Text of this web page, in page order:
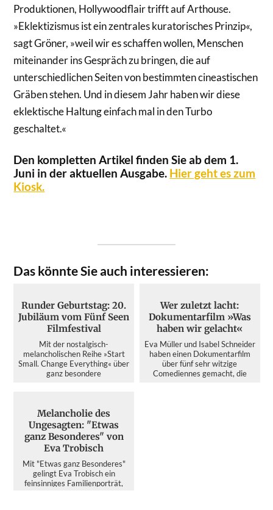
Produktionen, Hollywoodflair trifft auf Arthouse.
»Eklektizismus ist ein zentrales kuratorisches Prinzip«,
sagt Gröner, »weil wir es schaffen wollen, Menschen
miteinander ins Gespräch zu bringen, die auf
unterschiedlichen Seiten von bestimmten cineastischen
Gräben stehen. Und in diesem Jahr haben wir diese
eklektische Haltung einfach mal in den Turbo
geschaltet.«
Den kompletten Artikel finden Sie ab dem 1.
Juni in der aktuellen Ausgabe. Hier geht es zum
Kiosk.
Das könnte Sie auch interessieren:
Runder Geburtstag: 20.
Jubiläum vom Fünf Seen
Filmfestival
Mit der nostalgisch-
melancholischen Reihe »Start
Small. Change Everything« über
ganz besondere
Wer zuletzt lacht:
Dokumentarfilm »Was
haben wir gelacht«
Eva Müller und Isabel Schneider
haben einen Dokumentarfilm
über fünf sehr witzige
Comediennes gemacht, die
Melancholie des
Ungesagten: "Etwas
ganz Besonderes" von
Eva Trobisch
Mit "Etwas ganz Besonderes"
gelingt Eva Trobisch ein
feinsinniges Familienporträt,